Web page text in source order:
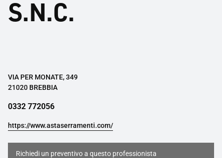
S.N.C.
VIA PER MONATE, 349
21020 BREBBIA
0332 772056
https://www.astaserramenti.com/
Richiedi un preventivo a questo professionista